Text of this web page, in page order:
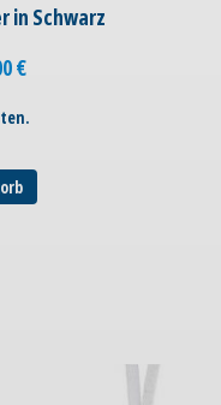
in Schwarz
€